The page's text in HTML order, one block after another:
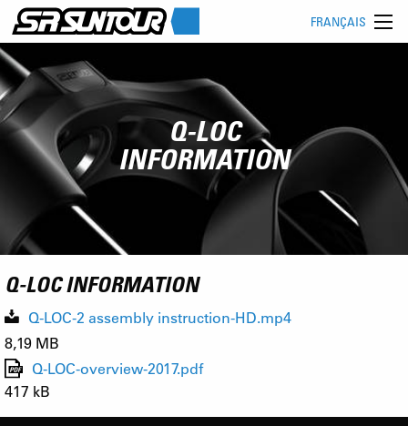
FRANÇAIS
Q-LOC
INFORMATION
Q-LOC INFORMATION
Q-LOC-2 assembly instruction-HD.mp4
8,19 MB
Q-LOC-overview-2017.pdf
417 kB